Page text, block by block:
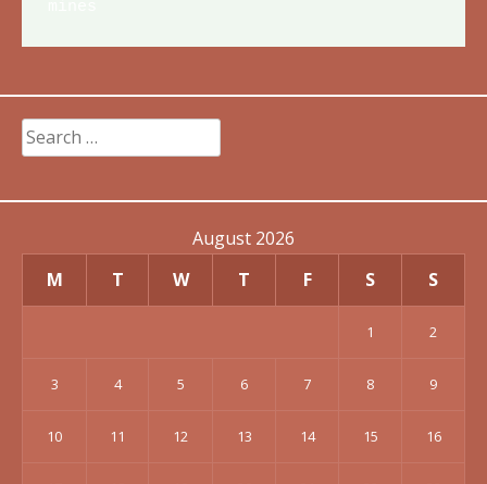
Search
for:
August 2026
M
T W T F S S
1 2
3 4 5 6 7 8 9
10 11 12 13 14 15 16